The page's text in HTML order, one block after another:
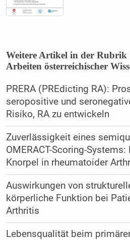
Weitere Artikel in der Rubrik
Arbeiten österreichischer
PRERA (PREdicting RA):
seropositive und
Risiko, RA zu entwickeln
Zuverlässigkeit eines
OMERACT-Scoring-
Knorpel in rheumatoider
Auswirkungen von
körperliche Funktion bei
Arthritis
Lebensqualität beim